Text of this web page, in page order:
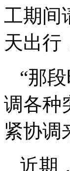
工期间
天出行
“那
调各种
紧协调
近期